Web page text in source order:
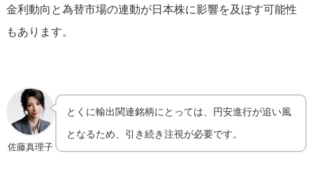
金利動向と為替市場の連動が日本株に影響を及ぼす可能性
もあります。
佐藤真理子
とくに輸出関連銘柄にとっては、円安進行が追い風
となるため、引き続き注視が必要です。